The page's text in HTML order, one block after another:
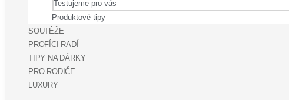
Testujeme pro vás
Produktové tipy
SOUTĚŽE
PROFÍCI RADÍ
TIPY NA DÁRKY
PRO RODIČE
LUXURY